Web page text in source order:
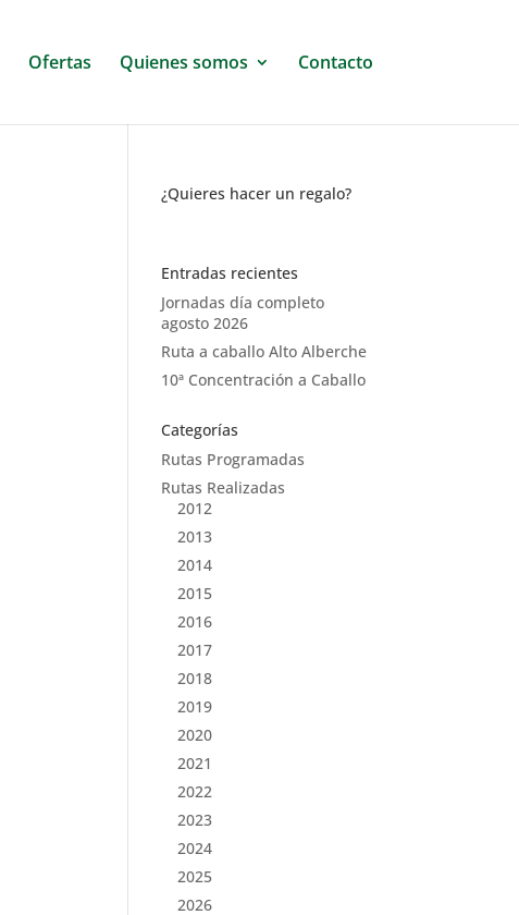
Ofertas Quienes somos Contacto
¿Quieres hacer un regalo?
Entradas recientes
Jornadas día completo
agosto 2026
Ruta a caballo Alto Alberche
10ª Concentración a Caballo
Categorías
Rutas Programadas
Rutas Realizadas
2012
2013
2014
2015
2016
2017
2018
2019
2020
2021
2022
2023
2024
2025
2026